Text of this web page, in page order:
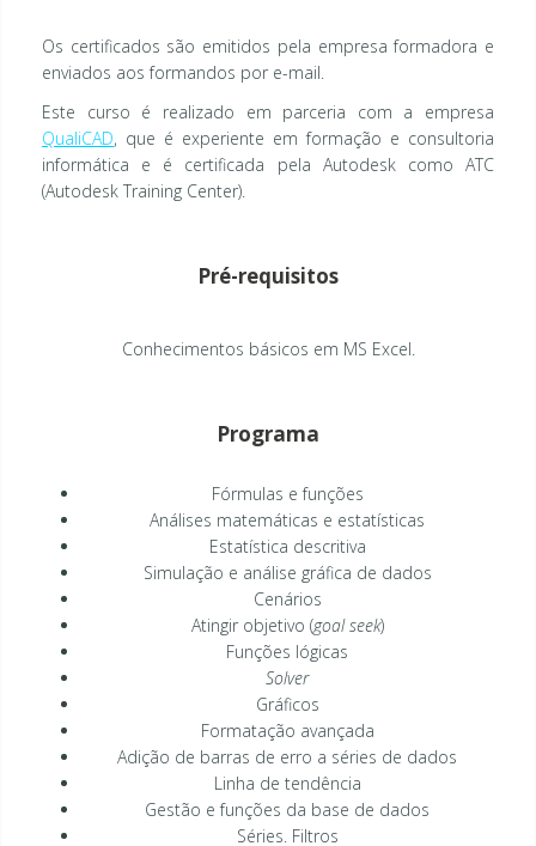
Os certificados são emitidos pela empresa formadora e
enviados aos formandos por e-mail.
Este curso é realizado em parceria com a empresa
QualiCAD, que é experiente em formação e consultoria
informática e é certificada pela Autodesk como ATC
(Autodesk Training Center).
Pré-requisitos
Conhecimentos básicos em MS Excel.
Programa
Fórmulas e funções
Análises matemáticas e estatísticas
Estatística descritiva
Simulação e análise gráfica de dados
Cenários
Atingir objetivo (goal seek)
Funções lógicas
Solver
Gráficos
Formatação avançada
Adição de barras de erro a séries de dados
Linha de tendência
Gestão e funções da base de dados
Séries. Filtros